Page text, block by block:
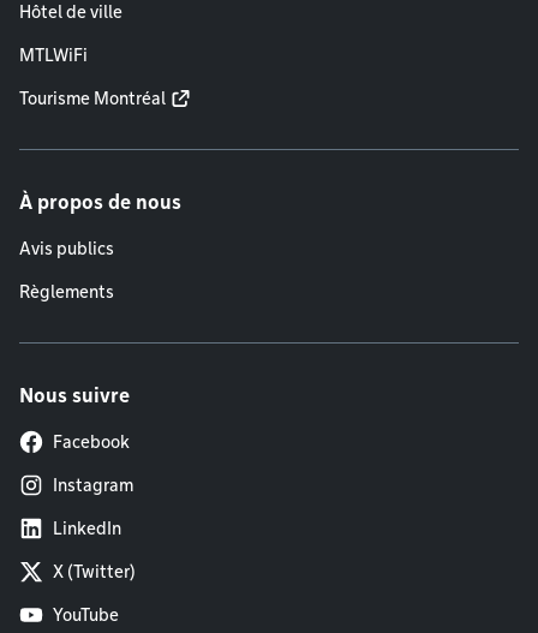
Hôtel de ville
MTLWiFi
Tourisme Montréal
À propos de nous
Avis publics
Règlements
Nous suivre
Facebook
Instagram
LinkedIn
X (Twitter)
YouTube